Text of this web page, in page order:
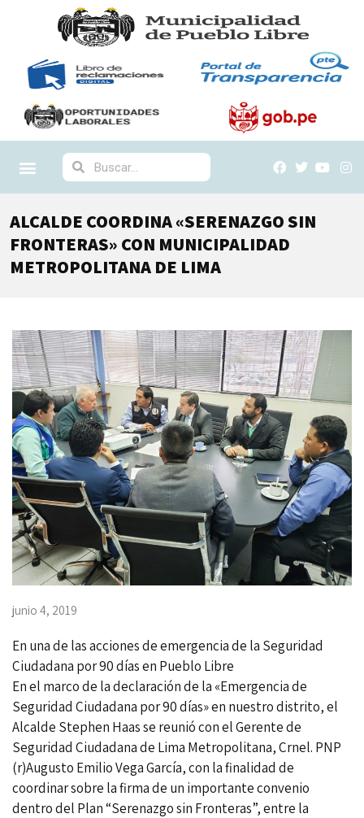
ALCALDE COORDINA «SERENAZGO SIN
FRONTERAS» CON MUNICIPALIDAD
METROPOLITANA DE LIMA
junio 4, 2019
En una de las acciones de emergencia de la Seguridad
Ciudadana por 90 días en Pueblo Libre
En el marco de la declaración de la «Emergencia de
Seguridad Ciudadana por 90 días» en nuestro distrito, el
Alcalde Stephen Haas se reunió con el Gerente de
Seguridad Ciudadana de Lima Metropolitana, Crnel. PNP
(r)Augusto Emilio Vega García, con la finalidad de
coordinar sobre la firma de un importante convenio
dentro del Plan “Serenazgo sin Fronteras”, entre la